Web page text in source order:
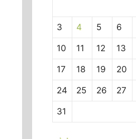
3 4 5 6
10 11 12 13
17 18 19 20
24 25 26 27
31